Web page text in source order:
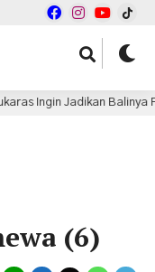
Ingin Jadikan Balinya
(6)